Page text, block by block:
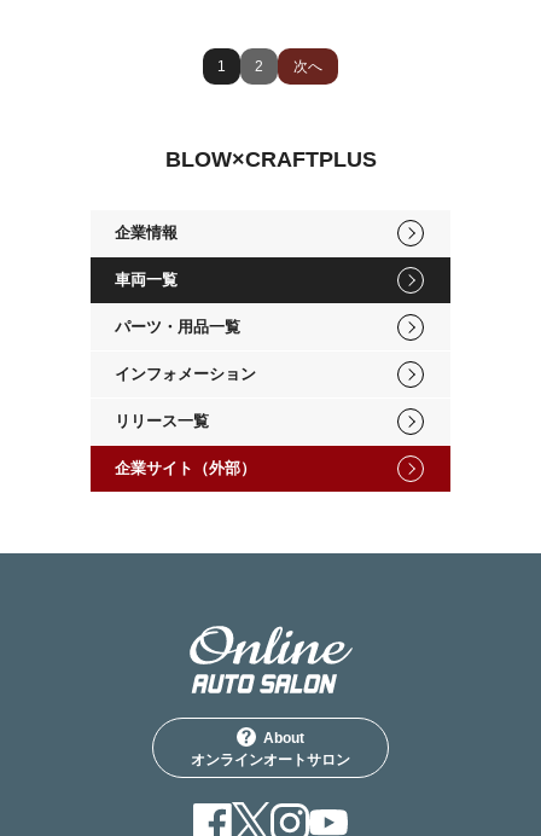
1 2 次へ
BLOW×CRAFTPLUS
企業情報
車両一覧
パーツ・用品一覧
インフォメーション
リリース一覧
企業サイト（外部）
About
オンラインオートサロン